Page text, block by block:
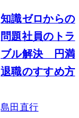
知識ゼロからの
問題社員のトラ
ブル解決 円満
退職のすすめ方
島田直行